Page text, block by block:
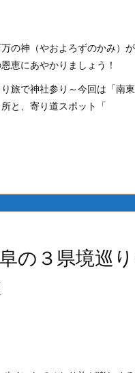
万の神（やおよろずのかみ）
恩恵にあやかりましょう！
旅で神社参り～今回は「南
所と、寄り道スポット「
の３県境巡